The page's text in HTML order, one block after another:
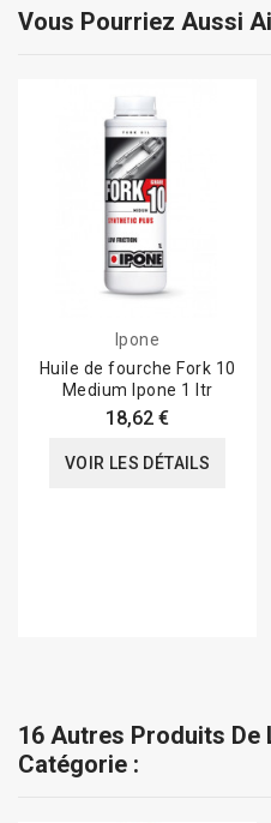
Vous Pourriez Aussi
Ipone
Huile de fourche Fork 10
Medium Ipone 1 ltr
18,62 €
VOIR LES DÉTAILS
16 Autres Produits De
Catégorie :